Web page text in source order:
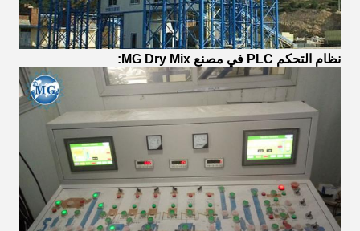
نظام التحكم PLC في مصنع MG Dry Mix: